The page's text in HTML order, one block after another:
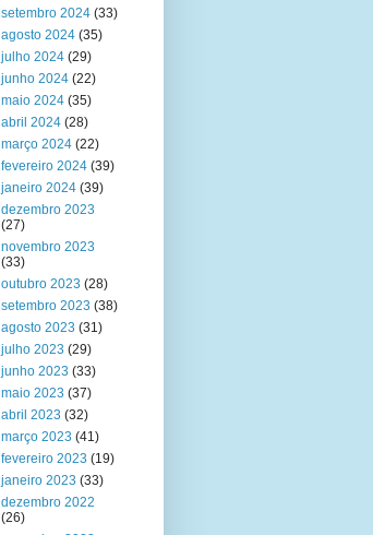
setembro 2024 (33)
agosto 2024 (35)
julho 2024 (29)
junho 2024 (22)
maio 2024 (35)
abril 2024 (28)
março 2024 (22)
fevereiro 2024 (39)
janeiro 2024 (39)
dezembro 2023
(27)
novembro 2023
(33)
outubro 2023 (28)
setembro 2023 (38)
agosto 2023 (31)
julho 2023 (29)
junho 2023 (33)
maio 2023 (37)
abril 2023 (32)
março 2023 (41)
fevereiro 2023 (19)
janeiro 2023 (33)
dezembro 2022
(26)